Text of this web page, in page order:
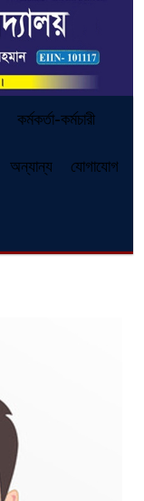
কর্মকর্তা-কর্মচারী
অন্যান্য যোগাযোগ